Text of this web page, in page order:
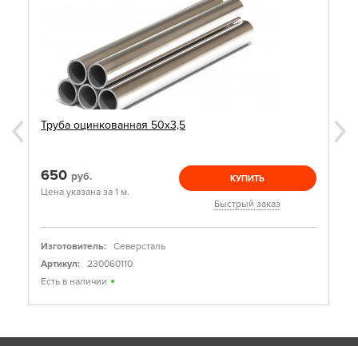
Труба оцинкованная 50х3,5
650 руб.
Цена указана за 1 м.
КУПИТЬ
Быстрый заказ
Изготовитель:
Северсталь
Артикул:
230060110
Есть в наличии